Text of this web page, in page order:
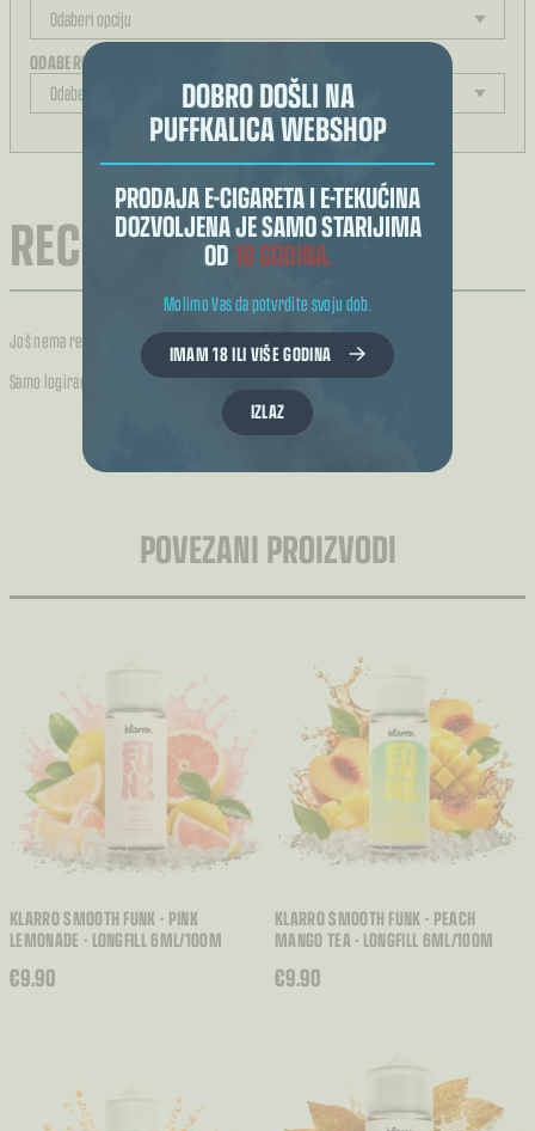
DOBRO DOŠLI NA
PUFFKALICA WEBSHOP
PRODAJA E-CIGARETA I E-TEKUĆINA
DOZVOLJENA JE SAMO STARIJIMA
OD18 GODINA.
Molimo Vas da potvrdite svoju dob.
IMAM 18 ILI VIŠE GODINA
IZLAZ
ODABERITE JAČINU
REZULTAT ODABIRA
RECENZIJE (0)
Još nema recenzija.
Samo logirani kupci koji su kupili ovaj proizvod mogu napisati recenziju.
POVEZANI PROIZVODI
KLARRO SMOOTH FUNK - PINK
LEMONADE - LONGFILL 6ML/100M
€9.90
KLARRO SMOOTH FUNK - PEACH
MANGO TEA - LONGFILL 6ML/100M
€9.90